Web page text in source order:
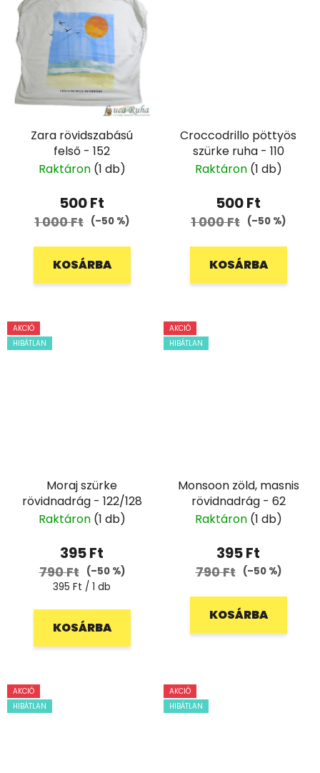
Zara rövidszabású
felső - 152
Raktáron (1 db)
500 Ft
1 000 Ft (–50 %)
KOSÁRBA
Croccodrillo pöttyös
szürke ruha - 110
Raktáron (1 db)
500 Ft
1 000 Ft (–50 %)
KOSÁRBA
AKCIÓ
HIBÁTLAN
Moraj szürke
rövidnadrág - 122/128
Raktáron (1 db)
395 Ft
790 Ft
(–50 %)
Egységár:
395 Ft / 1 db
KOSÁRBA
AKCIÓ
HIBÁTLAN
Monsoon zöld, masnis
rövidnadrág - 62
Raktáron (1 db)
395 Ft
790 Ft (–50 %)
KOSÁRBA
AKCIÓ
HIBÁTLAN
AKCIÓ
HIBÁTLAN